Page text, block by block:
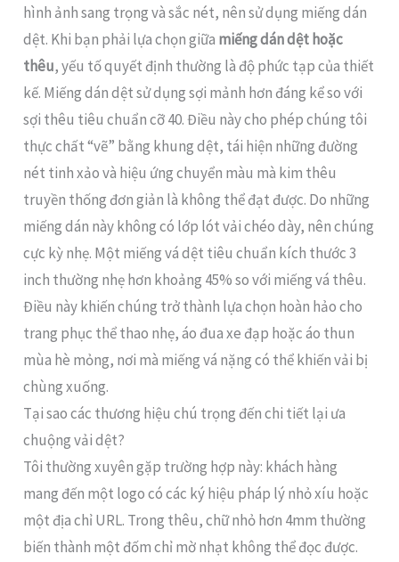
hình ảnh sang trọng và sắc nét, nên sử dụng miếng dán
dệt. Khi bạn phải lựa chọn giữa miếng dán dệt hoặc
thêu, yếu tố quyết định thường là độ phức tạp của thiết
kế. Miếng dán dệt sử dụng sợi mảnh hơn đáng kể so với
sợi thêu tiêu chuẩn cỡ 40. Điều này cho phép chúng tôi
thực chất “vẽ” bằng khung dệt, tái hiện những đường
nét tinh xảo và hiệu ứng chuyển màu mà kim thêu
truyền thống đơn giản là không thể đạt được. Do những
miếng dán này không có lớp lót vải chéo dày, nên chúng
cực kỳ nhẹ. Một miếng vá dệt tiêu chuẩn kích thước 3
inch thường nhẹ hơn khoảng 45% so với miếng vá thêu.
Điều này khiến chúng trở thành lựa chọn hoàn hảo cho
trang phục thể thao nhẹ, áo đua xe đạp hoặc áo thun
mùa hè mỏng, nơi mà miếng vá nặng có thể khiến vải bị
chùng xuống.
Tại sao các thương hiệu chú trọng đến chi tiết lại ưa
chuộng vải dệt?
Tôi thường xuyên gặp trường hợp này: khách hàng
mang đến một logo có các ký hiệu pháp lý nhỏ xíu hoặc
một địa chỉ URL. Trong thêu, chữ nhỏ hơn 4mm thường
biến thành một đốm chỉ mờ nhạt không thể đọc được.